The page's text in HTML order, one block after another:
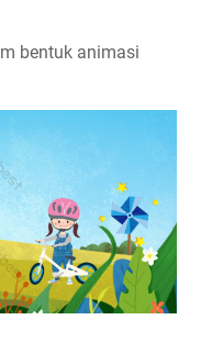
bentuk animasi